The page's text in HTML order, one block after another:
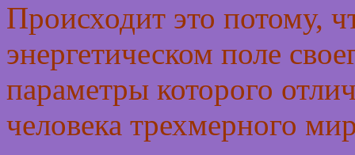
Происходит это потому,
энергетическом поле
параметры которого
человека трехмерного